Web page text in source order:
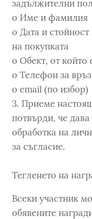
задължителни
o Име и фамилия
o Дата и
на покупката
o Обект, от който
o Телефон за
o email (по избор)
3. Приеме
потвърди, че дава
обработка на
за съгласие.
Тегленето на
Всеки участник
обявените